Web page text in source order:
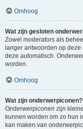
Omhoog
Wat zijn gesloten
Zowel moderators als
langer antwoorden op
deze automatisch.
worden.
Omhoog
Wat zijn onderwerpiconen?
Onderwerpiconen zijn
kunnen worden om zo hun
kan maken van